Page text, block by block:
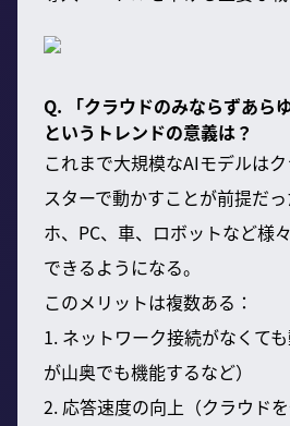
Q. 「クラウドのみならずあら
というトレンドの意義は？
これまで大規模なAIモデルは
スターで動かすことが前提だ
ホ、PC、車、ロボットなど様
できるようになる。
このメリットは複数ある：
1. ネットワーク接続がなくて
が山奥でも機能するなど）
2. 応答速度の向上（クラウドを